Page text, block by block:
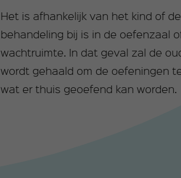
Het is afhankelijk van het kind of
behandeling bij is in de oefenzaal
wachtruimte. In dat geval zal de
wordt gehaald om de oefeningen
wat er thuis geoefend kan worden.